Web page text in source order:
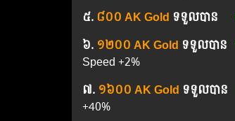
៥.​ ៨០០ AK Gold ទទួលបាន
៦.​ ១២០០ AK Gold ទទួលបាន
Speed +2%
៧. ​ ១៦០០ AK Gold ទទួលបាន
+40%